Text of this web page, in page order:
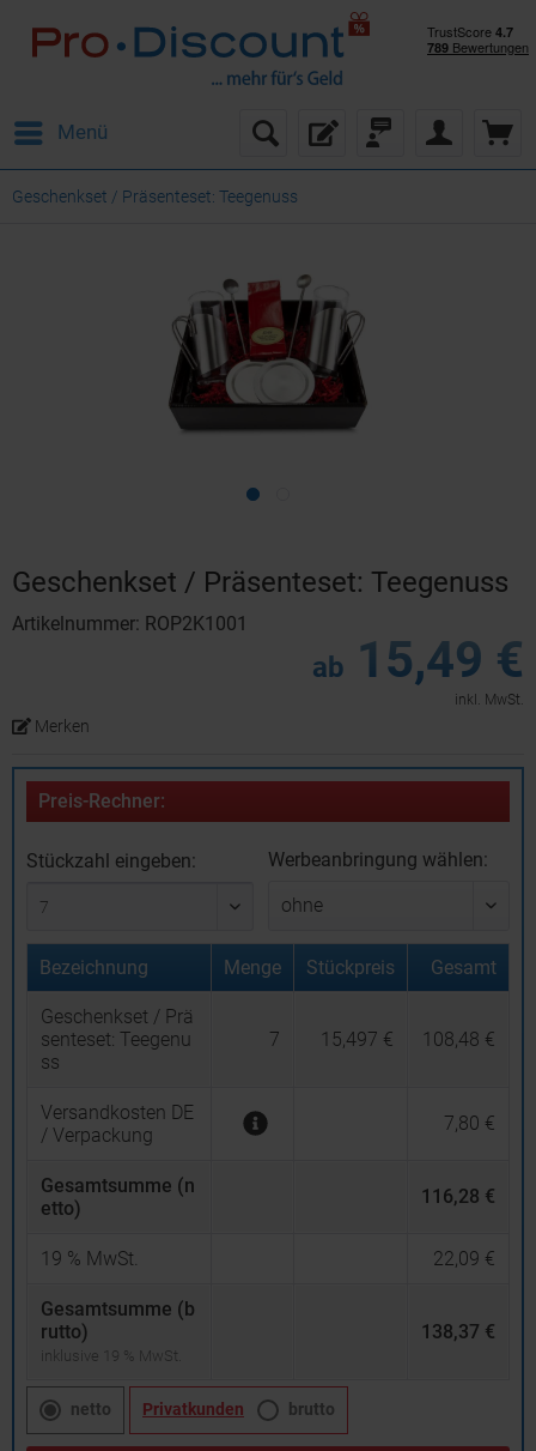
Menü
Geschenkset / Präsenteset: Teegenuss
Geschenkset / Präsenteset: Teegenuss
Artikelnummer: ROP2K1001
ab 15,49 €
inkl. MwSt.
Merken
Preis-Rechner:
Stückzahl eingeben: Werbeanbringung wählen:
Bezeichnung Menge Stückpreis Gesamt
Geschenkset / Prä
senteset: Teegenu
ss
7 15,497 € 108,48 €
Versandkosten DE
/ Verpackung
7,80 €
Gesamtsumme (n
etto)
116,28 €
19 % MwSt. 22,09 €
Gesamtsumme (b
rutto)
inklusive 19 % MwSt.
138,37 €
netto Privatkunden brutto